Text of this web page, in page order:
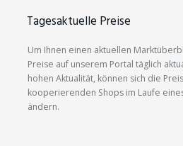
Tagesaktuelle Preise
Um Ihnen einen aktuellen
Preise auf unserem Portal täglich
hohen Aktualität, können sich die
kooperierenden Shops im Laufe
ändern.